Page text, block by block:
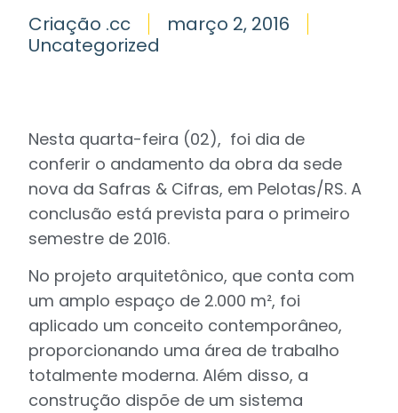
Criação .cc
março 2, 2016
Uncategorized
Nesta quarta-feira (02), foi dia de
conferir o andamento da obra da sede
nova da Safras & Cifras, em Pelotas/RS. A
conclusão está prevista para o primeiro
semestre de 2016.
No projeto arquitetônico, que conta com
um amplo espaço de 2.000 m², foi
aplicado um conceito contemporâneo,
proporcionando uma área de trabalho
totalmente moderna. Além disso, a
construção dispõe de um sistema